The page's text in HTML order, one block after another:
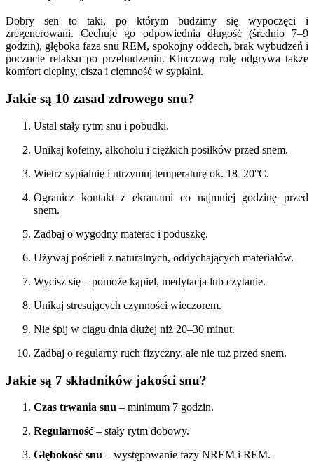
Dobry sen to taki, po którym budzimy się wypoczęci i
zregenerowani. Cechuje go odpowiednia długość (średnio 7–9
godzin), głęboka faza snu REM, spokojny oddech, brak wybudzeń i
poczucie relaksu po przebudzeniu. Kluczową rolę odgrywa także
komfort cieplny, cisza i ciemność w sypialni.
Jakie są 10 zasad zdrowego snu?
Ustal stały rytm snu i pobudki.
Unikaj kofeiny, alkoholu i ciężkich posiłków przed snem.
Wietrz sypialnię i utrzymuj temperaturę ok. 18–20°C.
Ogranicz kontakt z ekranami co najmniej godzinę przed
snem.
Zadbaj o wygodny materac i poduszkę.
Używaj pościeli z naturalnych, oddychających materiałów.
Wycisz się – pomoże kąpiel, medytacja lub czytanie.
Unikaj stresujących czynności wieczorem.
Nie śpij w ciągu dnia dłużej niż 20–30 minut.
Zadbaj o regularny ruch fizyczny, ale nie tuż przed snem.
Jakie są 7 składników jakości snu?
Czas trwania snu – minimum 7 godzin.
Regularność – stały rytm dobowy.
Głębokość snu – występowanie fazy NREM i REM.